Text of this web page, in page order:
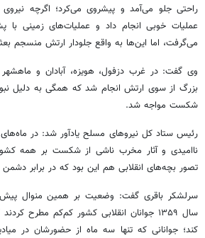
راحتی جلو می‌آمد و پیشروی می‌کرد؛ اگرچه
عملیات خوبی انجام داد و عملیات‌های زمینی با
می‌گرفت، اما این‌ها به واقع جلودار ارتش منسجم
وی گفت: در غرب دزفول، هویزه، آبادان و
بزرگ از سوی ارتش انجام شد که همگی به دلیل
شکست مواجه شد.
ناامیدی و آثار مخرب ناشی از شکست بر همه
تصور بچه‌های انقلابی هم این بود که در برابر دشمن
سرلشکر باقری گفت: وضعیت بر همین منوال پیش
سال ۱۳۵۹ جوانان انقلابی کشور کم‌کم مطرح
کند؛ جوانانی که تنها سه ماه از حضورشان در